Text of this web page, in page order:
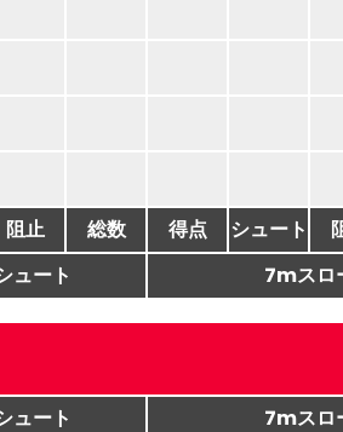
阻止 総数 得点 シュート
ュート
7mスロ
ュート
7mスロ